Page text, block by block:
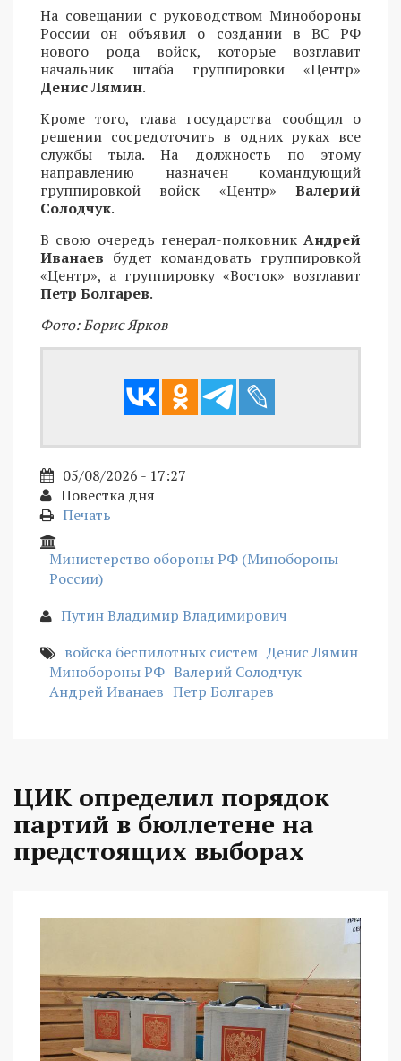
На совещании с руководством Минобороны
России он объявил о создании в ВС РФ
нового рода войск, которые возглавит
начальник штаба группировки «Центр»
Денис Лямин.
Кроме того, глава государства сообщил о
решении сосредоточить в одних руках все
службы тыла. На должность по этому
направлению назначен командующий
группировкой войск «Центр» Валерий
Солодчук.
В свою очередь генерал-полковникАндрей
Иванаев будет командовать группировкой
«Центр», а группировку «Восток» возглавит
Петр Болгарев.
Фото: Борис Ярков
05/08/2026 - 17:27
Повестка дня
Печать
Министерство обороны РФ (Минобороны
России)
Путин Владимир Владимирович
войска беспилотных систем Денис Лямин
Минобороны РФ Валерий Солодчук
Андрей Иванаев Петр Болгарев
ЦИК определил порядок
партий в бюллетене на
предстоящих выборах